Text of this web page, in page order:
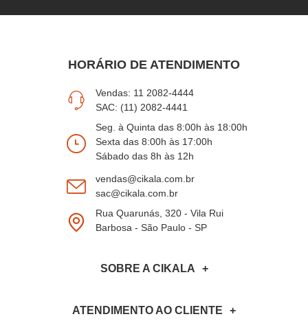
HORÁRIO DE ATENDIMENTO
Vendas: 11 2082-4444
SAC: (11) 2082-4441
Seg. à Quinta das 8:00h às 18:00h
Sexta das 8:00h às 17:00h
Sábado das 8h às 12h
vendas@cikala.com.br
sac@cikala.com.br
Rua Quarunás, 320 - Vila Rui
Barbosa - São Paulo - SP
SOBRE A CIKALA
ATENDIMENTO AO CLIENTE